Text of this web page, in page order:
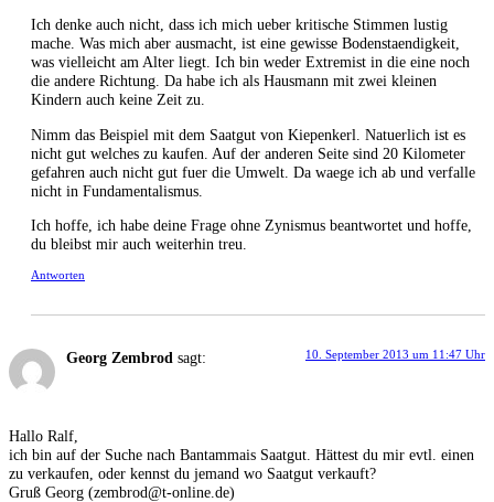
Ich denke auch nicht, dass ich mich ueber kritische Stimmen lustig
mache. Was mich aber ausmacht, ist eine gewisse Bodenstaendigkeit,
was vielleicht am Alter liegt. Ich bin weder Extremist in die eine noch
die andere Richtung. Da habe ich als Hausmann mit zwei kleinen
Kindern auch keine Zeit zu.
Nimm das Beispiel mit dem Saatgut von Kiepenkerl. Natuerlich ist es
nicht gut welches zu kaufen. Auf der anderen Seite sind 20 Kilometer
gefahren auch nicht gut fuer die Umwelt. Da waege ich ab und verfalle
nicht in Fundamentalismus.
Ich hoffe, ich habe deine Frage ohne Zynismus beantwortet und hoffe,
du bleibst mir auch weiterhin treu.
Antworten
Georg Zembrod sagt: 10. September 2013 um 11:47 Uhr
Hallo Ralf,
ich bin auf der Suche nach Bantammais Saatgut. Hättest du mir evtl. einen
zu verkaufen, oder kennst du jemand wo Saatgut verkauft?
Gruß Georg (zembrod@t-online.de)